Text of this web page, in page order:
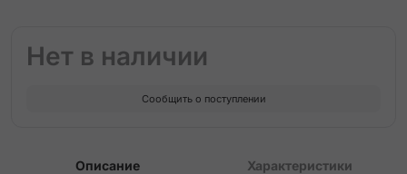
Нет в наличии
Сообщить о поступлении
Описание Характеристики